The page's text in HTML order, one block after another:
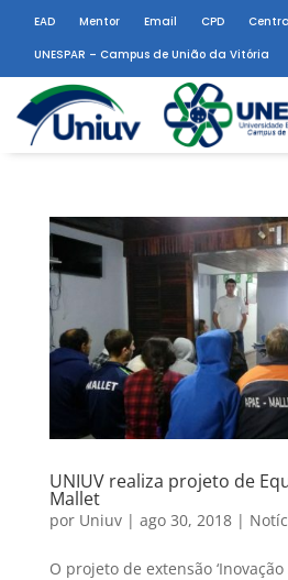
EAD Mentor Email CPD
UNESPAR – Campus de União da Vitória
UNIUV realiza projeto de
Mallet
por Uniuv| ago 30, 2018|
O projeto de extensão